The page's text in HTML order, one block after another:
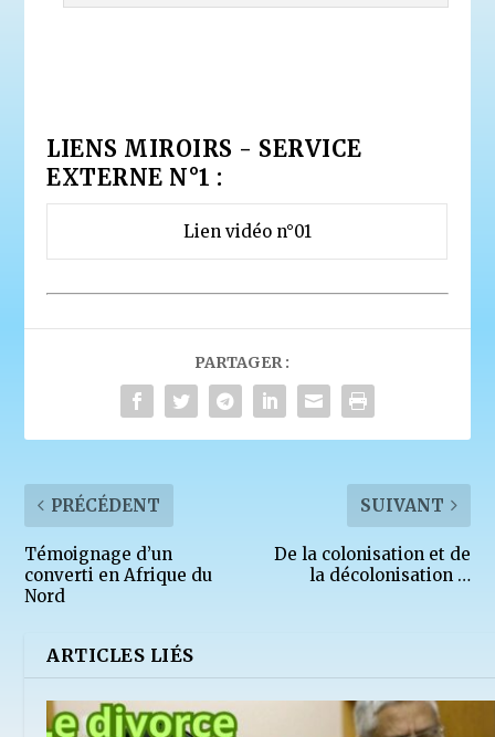
LIENS MIROIRS - SERVICE
EXTERNE N°1 :
Lien vidéo n°01
PARTAGER :
PRÉCÉDENT
Témoignage d’un
converti en Afrique du
Nord
SUIVANT
De la colonisation et de
la décolonisation …
ARTICLES LIÉS